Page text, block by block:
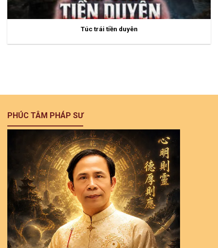
Túc trái tiền duyên
PHÚC TÂM PHÁP SƯ